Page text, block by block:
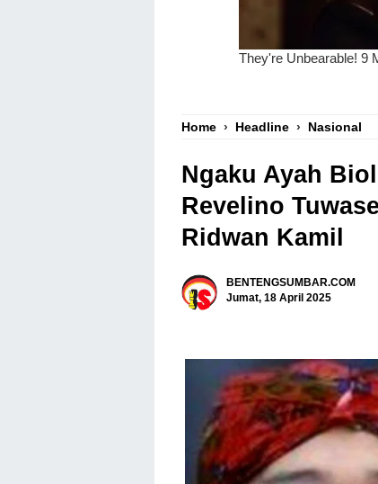
Home › Headline › Nasional
Ngaku Ayah
Revelino
Ridwan Kamil
BENTENGSUMBAR.COM
Jumat, 18 April 2025